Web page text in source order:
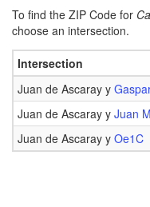
To find the ZIP Code for
choose an intersection.
Intersection
Juan de Ascaray y
Juan de Ascaray y Juan
Juan de Ascaray y Oe1C